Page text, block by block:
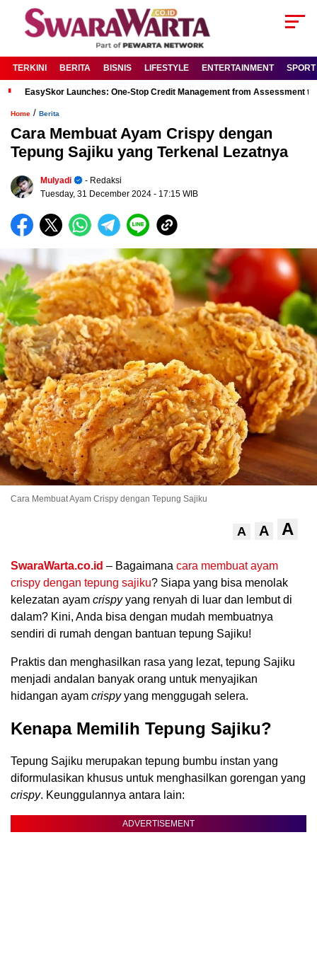
TERKINI BERITA BISNIS LIFESTYLE ENTERTAINMENT SPORT
EasySkor Launches: One-Stop Credit Management from Assessment
Home / Berita
Cara Membuat Ayam Crispy dengan
Tepung Sajiku yang Terkenal Lezatnya
Mulyadi
- Redaksi
Tuesday, 31 December 2024 - 17:15 WIB
Cara Membuat Ayam Crispy dengan Tepung Sajiku
A A A
SwaraWarta.co.id – Bagaimana cara membuat ayam
crispy dengan tepung sajiku? Siapa yang bisa menolak
kelezatan ayam crispyyang renyah di luar dan lembut di
dalam? Kini, Anda bisa dengan mudah membuatnya
sendiri di rumah dengan bantuan tepung Sajiku!
Praktis dan menghasilkan rasa yang lezat, tepung Sajiku
menjadi andalan banyak orang untuk menyajikan
hidangan ayam crispyyang menggugah selera.
Kenapa Memilih Tepung Sajiku?
Tepung Sajiku merupakan tepung bumbu instan yang
diformulasikan khusus untuk menghasilkan gorengan yang
crispy. Keunggulannya antara lain:
ADVERTISEMENT
.